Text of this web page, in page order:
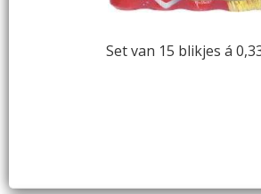
Set van 15 blikjes á